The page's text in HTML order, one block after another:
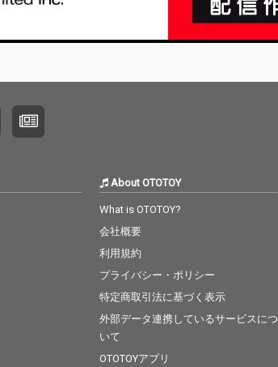
About OTOTOY
What is OTOTOY?
会社概要
利用規約
プライバシー・ポリシー
特定商取引法に基づく表示
外部データ連携しているサービスにつ
いて
OTOTOYアプリ